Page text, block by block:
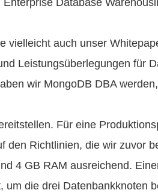
vielleicht auch unser
Leistungsüberlegungen für
wir MongoDB DBA
Für eine
den Richtlinien, die wir zuvor
4 GB RAM ausreichend.
die drei Datenbankknoten